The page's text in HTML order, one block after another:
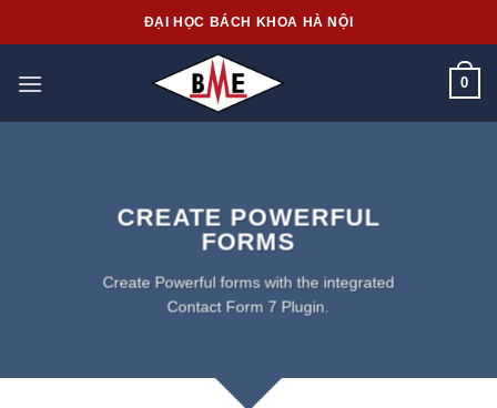
to
ĐẠI HỌC BÁCH KHOA HÀ NỘI
0
CREATE POWERFUL
FORMS
Create Powerful forms with the integrated
Contact Form 7 Plugin.